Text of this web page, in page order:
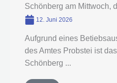
Schönberg am Mittwoch,
12. Juni 2026
Aufgrund eines
des Amtes Probstei ist
Schönberg ...